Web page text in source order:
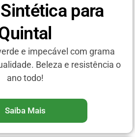
para
e impecável com grama
Beleza e resistência o
ano todo!
Saiba Mais